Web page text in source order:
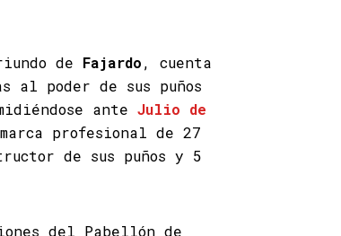
de Fajardo, cuenta
poder de sus puños
ante Julio de
profesional de 27
de sus puños y 5
del Pabellón de